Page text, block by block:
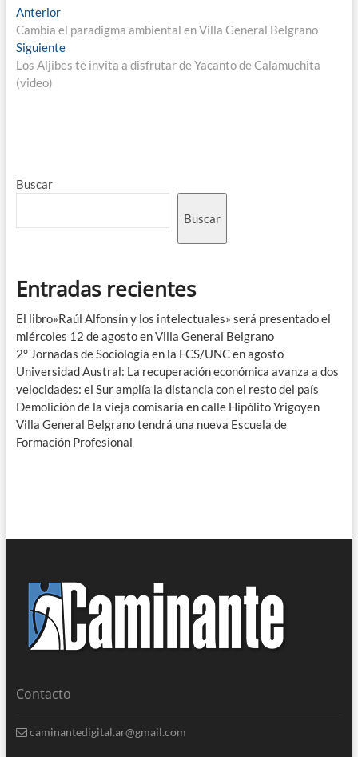
Anterior
Cambia el paradigma ambiental en Villa General Belgrano
Siguiente
Los Aljibes te invita a disfrutar de Yacanto de Calamuchita
(video)
Buscar
Buscar
Entradas recientes
El libro»Raúl Alfonsín y los intelectuales» será presentado el
miércoles 12 de agosto en Villa General Belgrano
2° Jornadas de Sociología en la FCS/UNC en agosto
Universidad Austral: La recuperación económica avanza a dos
velocidades: el Sur amplía la distancia con el resto del país
Demolición de la vieja comisaría en calle Hipólito Yrigoyen
Villa General Belgrano tendrá una nueva Escuela de
Formación Profesional
Contacto
caminantedigital.ar@gmail.com